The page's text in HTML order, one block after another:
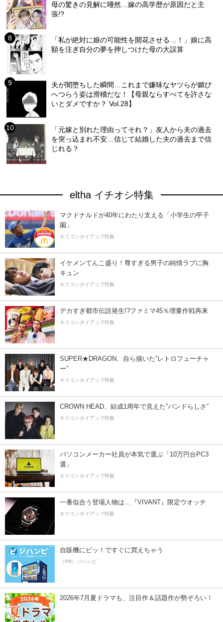
母の驚きの見解に唖然…嫁の高学歴が原因だと主
張!?
「私が絶対に娘の可能性を開花させる…！」娘に高
額を注ぎ自分の夢を押しつけた母の大誤算
夫が闇堕ちした瞬間…これまで嫌味なヤツらが媚び
へつらう姿は滑稽だな！【母親ならすべてを許さな
いとダメですか？ Vol.28】
「元嫁と別れた理由ってそれ？」友人から夫の過去
を突っ込まれ不安…信じて結婚した夫の過去まで信
じれる？
eltha イチオシ特集
マクドナルドが40年にわたり支える「小学生の甲子
園」
オリコンタイアップ特集
イケメンてんこ盛り！尊すぎる男子の純情ラブに胸
キュン
オリコンタイアップ特集
デカすぎ都市伝説発生!?ファミマ45％増量作戦再来
オリコンタイアップ特集
SUPER★DRAGON、自ら描いた”レトロフューチャ
ー”
オリコンタイアップ特集
CROWN HEAD、結成1周年で見えた”バンドらしさ”
オリコンタイアップ特集
パソコンメーカー社員が本気で選ぶ「10万円台PC3
選」
オリコンタイアップ特集
一番似合う登場人物は…『VIVANT』限定ウオッチ
オリコンタイアップ特集
自販機にピッ！ですぐに買えちゃう
（PR）ジハンピ
2026年7月夏ドラマも、注目作＆話題作が勢ぞろい！